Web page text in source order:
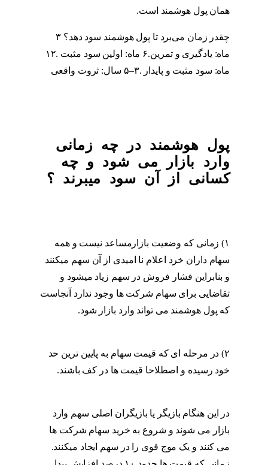
همان پول هوشمند است.
چقدر زمان می‌برد تا پول هوشمند سود دهد؟ ۳
ماه: یادگیری و تمرین.۶ ماه: اولین سود مثبت .۱۲
ماه: سود مثبت و پایدار .۳–۵ سال: ثروت واقعی
پول هوشمند در چه زمانی
وارد بازار می شود و چه
کسانی از آن سود میبرند ؟
۱) زمانی که وضعیت بازارمساعد نیست و همه
سهام داران خرد اعلام نا امیدی از آن سهم میکنند
و بنابراین فشار فروش در سهم زیاد میشود و
تقاضایی برای سهام شرکت ها وجود ندارد آنجاست
که پول هوشمند می تواند وارد بازار شود.
۲) در مرحله ای که قیمت سهام به پایین ترین حد
خود رسیده و اصطلاحا قیمت ها در کف باشند.
در این هنگام بازیگر یا بازیگران اصلی سهم وارد
بازار می شوند و شروع به خرید سهام شرکت ها
می کنند و یک موج قوی را در سهم ایجاد میکنند.